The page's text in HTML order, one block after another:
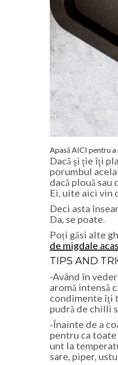
Apasă AICI pentru
Dacă şi ţie îţi
porumbul
dacă plouă sau
Ei, uite aici vin
Deci asta
Da, se poate.
Poți găsi alte
de migdale
TIPS AND
-Având în
aromă intensă
condimente îţi
pudră de chilli
-Înainte de a
pentru ca toate
unt la
sare, piper,